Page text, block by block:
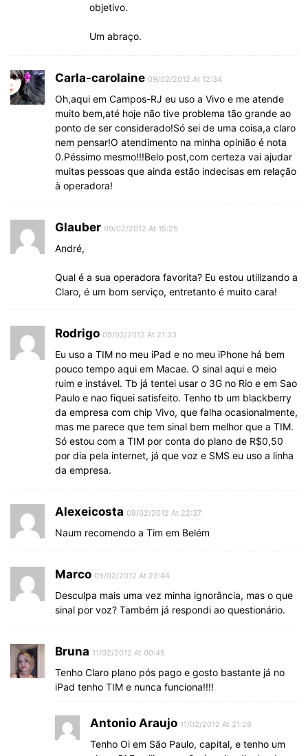
objetivo.
Um abraço.
Carla-carolaine 09/02/2012 At 12:34
Oh,aqui em Campos-RJ eu uso a Vivo e me atende
muito bem,até hoje não tive problema tão grande ao
ponto de ser considerado!Só sei de uma coisa,a claro
nem pensar!O atendimento na minha opinião é nota
0.Péssimo mesmo!!!Belo post,com certeza vai ajudar
muitas pessoas que ainda estão indecisas em relação
à operadora!
Glauber 09/02/2012 At 15:25
André,
Qual é a sua operadora favorita? Eu estou utilizando a
Claro, é um bom serviço, entretanto é muito cara!
Rodrigo 09/02/2012 At 21:33
Eu uso a TIM no meu iPad e no meu iPhone há bem
pouco tempo aqui em Macae. O sinal aqui e meio
ruim e instável. Tb já tentei usar o 3G no Rio e em Sao
Paulo e nao fiquei satisfeito. Tenho tb um blackberry
da empresa com chip Vivo, que falha ocasionalmente,
mas me parece que tem sinal bem melhor que a TIM.
Só estou com a TIM por conta do plano de R$0,50
por dia pela internet, já que voz e SMS eu uso a linha
da empresa.
Alexeicosta 09/02/2012 At 22:37
Naum recomendo a Tim em Belém
Marco 09/02/2012 At 22:44
Desculpa mais uma vez minha ignorância, mas o que
sinal por voz? Também já respondi ao questionário.
Bruna 11/02/2012 At 00:45
Tenho Claro plano pós pago e gosto bastante já no
iPad tenho TIM e nunca funciona!!!!
Antonio Araujo 11/02/2012 At 21:28
Tenho Oi em São Paulo, capital, e tenho um